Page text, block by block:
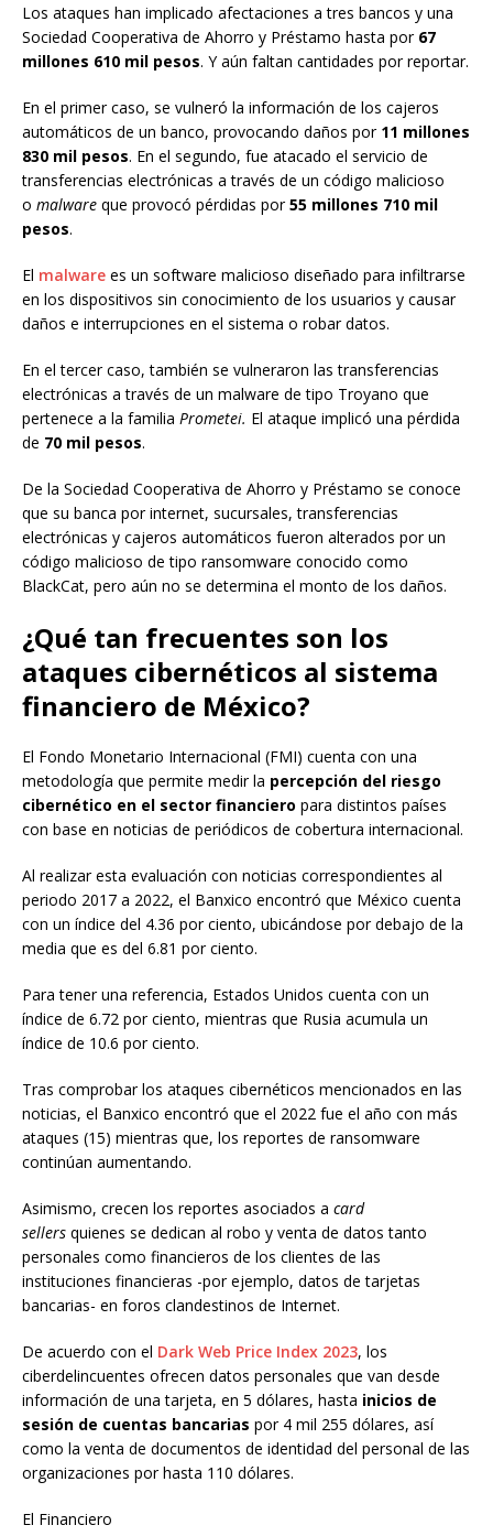
Los ataques han implicado afectaciones a tres bancos y una
Sociedad Cooperativa de Ahorro y Préstamo hasta por 67
millones 610 mil pesos. Y aún faltan cantidades por reportar.
En el primer caso, se vulneró la información de los cajeros
automáticos de un banco, provocando daños por11 millones
830 mil pesos. En el segundo, fue atacado el servicio de
transferencias electrónicas a través de un código malicioso
o malware que provocó pérdidas por55 millones 710 mil
pesos.
El malware es un software malicioso diseñado para infiltrarse
en los dispositivos sin conocimiento de los usuarios y causar
daños e interrupciones en el sistema o robar datos.
En el tercer caso, también se vulneraron las transferencias
electrónicas a través de un malware de tipo Troyano que
pertenece a la familia Prometei. El ataque implicó una pérdida
de 70 mil pesos.
De la Sociedad Cooperativa de Ahorro y Préstamo se conoce
que su banca por internet, sucursales, transferencias
electrónicas y cajeros automáticos fueron alterados por un
código malicioso de tipo ransomware conocido como
BlackCat, pero aún no se determina el monto de los daños.
¿Qué tan frecuentes son los
ataques cibernéticos al sistema
financiero de México?
El Fondo Monetario Internacional (FMI) cuenta con una
metodología que permite medir la percepción del riesgo
cibernético en el sector financiero para distintos países
con base en noticias de periódicos de cobertura internacional.
Al realizar esta evaluación con noticias correspondientes al
periodo 2017 a 2022, el Banxico encontró que México cuenta
con un índice del 4.36 por ciento, ubicándose por debajo de la
media que es del 6.81 por ciento.
Para tener una referencia, Estados Unidos cuenta con un
índice de 6.72 por ciento, mientras que Rusia acumula un
índice de 10.6 por ciento.
Tras comprobar los ataques cibernéticos mencionados en las
noticias, el Banxico encontró que el 2022 fue el año con más
ataques (15) mientras que, los reportes de ransomware
continúan aumentando.
Asimismo, crecen los reportes asociados a card
sellers quienes se dedican al robo y venta de datos tanto
personales como financieros de los clientes de las
instituciones financieras -por ejemplo, datos de tarjetas
bancarias- en foros clandestinos de Internet.
De acuerdo con el Dark Web Price Index 2023, los
ciberdelincuentes ofrecen datos personales que van desde
información de una tarjeta, en 5 dólares, hasta inicios de
sesión de cuentas bancarias por 4 mil 255 dólares, así
como la venta de documentos de identidad del personal de las
organizaciones por hasta 110 dólares.
El Financiero